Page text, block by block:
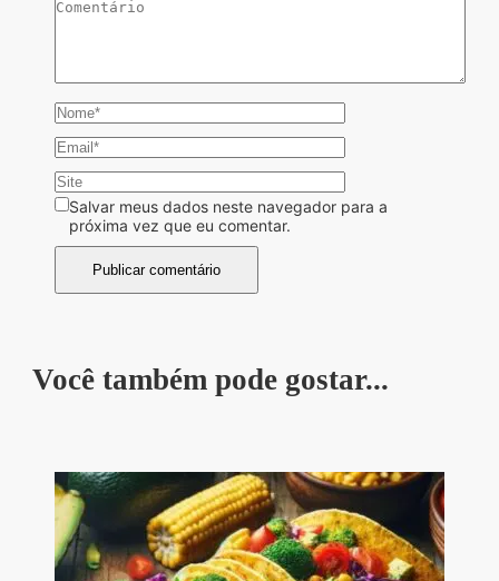
Salvar meus dados neste navegador para a
próxima vez que eu comentar.
Você também pode gostar...